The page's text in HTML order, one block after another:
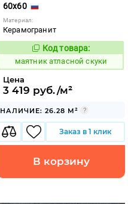
60x60
Материал:
Керамогранит
936844
Код товара:
маятник атласной скуки
Цена
3 419 руб./м²
НАЛИЧИЕ: 26.28 М²
Заказ в 1 клик
В корзину